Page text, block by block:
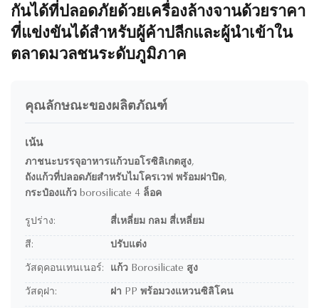
กันได้ที่ปลอดภัยด้วยเครื่องล้างจานด้วยราคา
ที่แข่งขันได้สำหรับผู้ค้าปลีกและผู้นำเข้าใน
ตลาดมวลชนระดับภูมิภาค
คุณลักษณะของผลิตภัณฑ์
เน้น
ภาชนะบรรจุอาหารแก้วบอโรซิลิเกตสูง,
ถังแก้วที่ปลอดภัยสําหรับไมโครเวฟ พร้อมฝาปิด,
กระป๋องแก้ว borosilicate 4 ล็อค
รูปร่าง: สี่เหลี่ยม กลม สี่เหลี่ยม
สี: ปรับแต่ง
วัสดุคอนเทนเนอร์: แก้ว Borosilicate สูง
วัสดุฝา: ฝา PP พร้อมวงแหวนซิลิโคน